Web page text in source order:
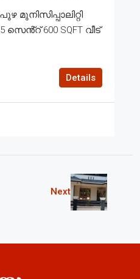
600 SQFT വീട്
Details
Next